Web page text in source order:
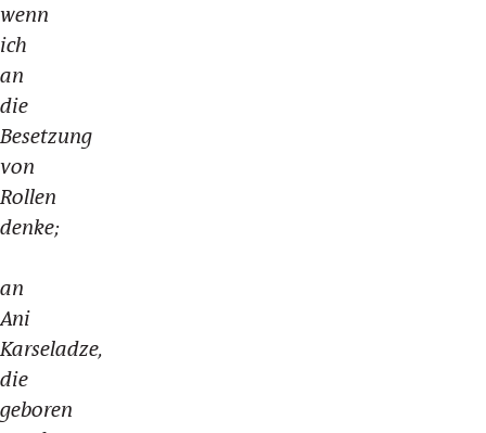
wenn
ich
an
die
Besetzung
von
Rollen
denke;
an
Ani
Karseladze,
die
geboren